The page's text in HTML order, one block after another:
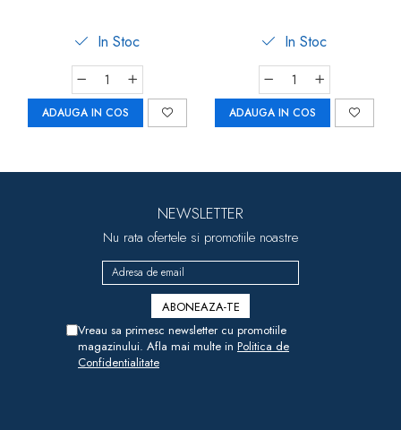
In Stoc
ADAUGA IN COS
In Stoc
ADAUGA IN COS
NEWSLETTER
Nu rata ofertele si promotiile noastre
Vreau sa primesc newsletter cu promotiile
magazinului. Afla mai multe in Politica de
Confidentialitate